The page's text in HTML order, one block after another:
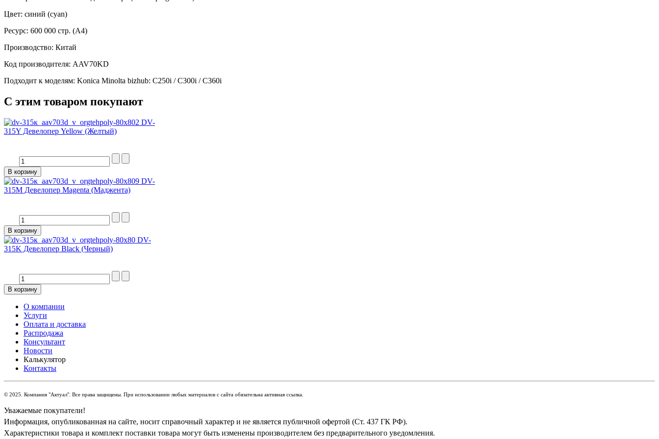
Цвет: синий (cyan)
Ресурс: 600 000 стр. (А4)
Производство: Китай
Код производителя: AAV70KD
Подходит к моделям: Konica Minolta bizhub: C250i / C300i / C360i
С этим товаром покупают
DV-
315Y Девелопер Yellow (Желтый)
DV-
315M Девелопер Magenta (Маджента)
DV-
315K Девелопер Black (Черный)
О компании
Услуги
Оплата и доставка
Распродажа
Консультант
Новости
Калькулятор
Контакты
© 2025. Компания "Актуал". Все права защищены. При использовании любых материалов с сайта обязательна активная ссылка.
Уважаемые покупатели!
Информация, опубликованная на сайте, носит справочный характер и не является публичной офертой (Ст. 437 ГК РФ).
Характеристики товара и комплект поставки товара могут быть изменены производителем без предварительного уведомления.